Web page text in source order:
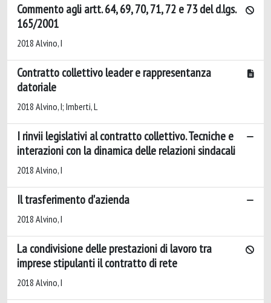
Commento agli artt. 64, 69, 70, 71, 72 e 73 del d.lgs.
165/2001
2018 Alvino, I
Contratto collettivo leader e rappresentanza
datoriale
2018 Alvino, I; Imberti, L
I rinvii legislativi al contratto collettivo. Tecniche e
interazioni con la dinamica delle relazioni sindacali
2018 Alvino, I
Il trasferimento d'azienda
2018 Alvino, I
La condivisione delle prestazioni di lavoro tra
imprese stipulanti il contratto di rete
2018 Alvino, I